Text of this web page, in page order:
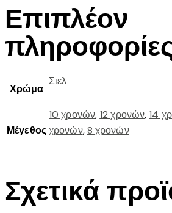
Επιπλέον
Χρώμα
Σιελ
Μέγεθος
10 χρονών,12 χρονών,14
χρονών,8 χρονών
Σχετικά